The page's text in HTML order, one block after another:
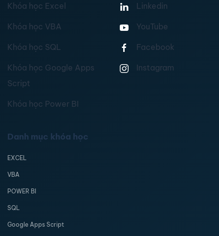
Khóa học Excel
Khóa học VBA
Khóa học SQL
Khóa học Google Apps
Script
Khóa học Power BI
Linkedin
YouTube
Facebook
Instagram
Danh mục khóa học
EXCEL
VBA
POWER BI
SQL
Google Apps Script